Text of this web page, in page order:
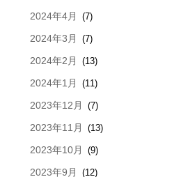
2024年4月 (7)
2024年3月 (7)
2024年2月 (13)
2024年1月 (11)
2023年12月 (7)
2023年11月 (13)
2023年10月 (9)
2023年9月 (12)